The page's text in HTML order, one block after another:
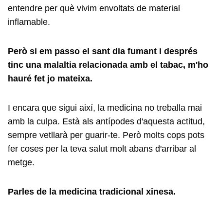
entendre per què vivim envoltats de material
inflamable.
Però si em passo el sant dia fumant i després
tinc una malaltia relacionada amb el tabac, m'ho
hauré fet jo mateixa.
I encara que sigui així, la medicina no treballa mai
amb la culpa. Està als antípodes d'aquesta actitud,
sempre vetllarà per guarir-te. Però molts cops pots
fer coses per la teva salut molt abans d'arribar al
metge.
Parles de la medicina tradicional xinesa.